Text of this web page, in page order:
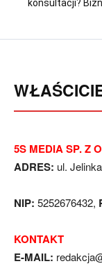
konsultacji?
5S MEDIA SP. Z
ADRES: ul.
NIP: 5252676432,
KONTAKT
E-MAIL: